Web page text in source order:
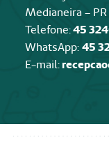
Medianeira – PR
Telefone:45
WhatsApp:45
E-mail: